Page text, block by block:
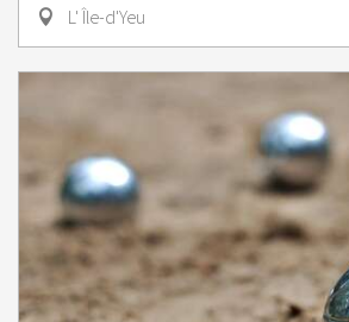
L' Île-d'Yeu